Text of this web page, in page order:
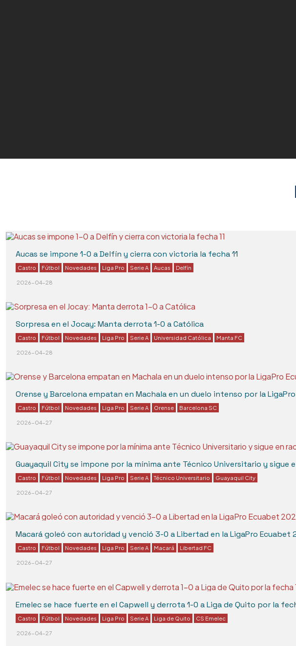
Aucas se impone 1-0 a Delfín y cierra con victoria la fecha 11
Castro Fútbol Novedades Liga Pro Serie A Aucas Delfín
2026-04-28
Sorpresa en el Jocay: Manta derrota 1-0 a Católica
Castro Fútbol Novedades Liga Pro Serie A Universidad Católica Manta FC
2026-04-28
Orense y Barcelona empatan en Machala en un duelo intenso por la
Castro Fútbol Novedades Liga Pro Serie A Orense Barcelona SC
2026-04-27
Guayaquil City se impone por la mínima ante Técnico Universitario y sigue
Castro Fútbol Novedades Liga Pro Serie A Técnico Universitario Guayaquil City
2026-04-27
Macará goleó con autoridad y venció 3-0 a Libertad en la LigaPro Ecuabet
Castro Fútbol Novedades Liga Pro Serie A Macará Libertad FC
2026-04-27
Emelec se hace fuerte en el Capwell y derrota 1-0 a Liga de Quito por la
Castro Fútbol Novedades Liga Pro Serie A Liga de Quito CS Emelec
2026-04-27